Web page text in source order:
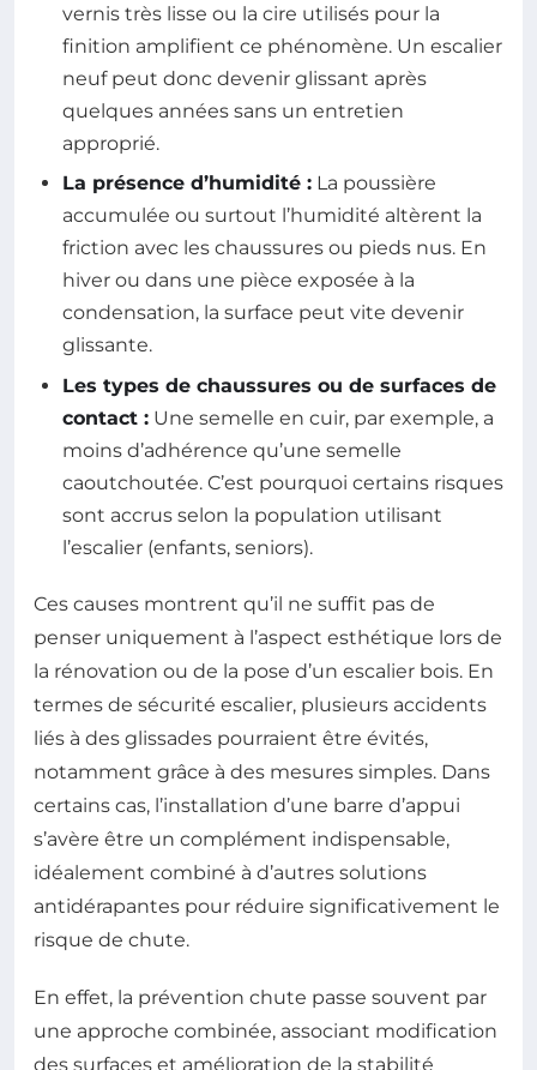
vernis très lisse ou la cire utilisés pour la
finition amplifient ce phénomène. Un escalier
neuf peut donc devenir glissant après
quelques années sans un entretien
approprié.
La présence d’humidité : La poussière
accumulée ou surtout l’humidité altèrent la
friction avec les chaussures ou pieds nus. En
hiver ou dans une pièce exposée à la
condensation, la surface peut vite devenir
glissante.
Les types de chaussures ou de surfaces de
contact : Une semelle en cuir, par exemple, a
moins d’adhérence qu’une semelle
caoutchoutée. C’est pourquoi certains risques
sont accrus selon la population utilisant
l’escalier (enfants, seniors).
Ces causes montrent qu’il ne suffit pas de
penser uniquement à l’aspect esthétique lors de
la rénovation ou de la pose d’un escalier bois. En
termes de sécurité escalier, plusieurs accidents
liés à des glissades pourraient être évités,
notamment grâce à des mesures simples. Dans
certains cas, l’installation d’une barre d’appui
s’avère être un complément indispensable,
idéalement combiné à d’autres solutions
antidérapantes pour réduire significativement le
risque de chute.
En effet, la prévention chute passe souvent par
une approche combinée, associant modification
des surfaces et amélioration de la stabilité